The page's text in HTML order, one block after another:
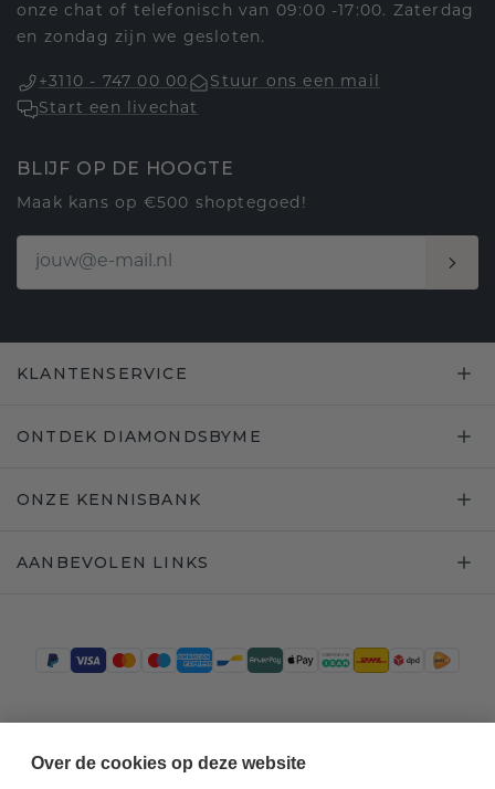
onze chat of telefonisch van 09:00 -17:00. Zaterdag
en zondag zijn we gesloten.
+3110 - 747 00 00
Stuur ons een mail
Start een livechat
BLIJF OP DE HOOGTE
Maak kans op €500 shoptegoed!
KLANTENSERVICE
ONTDEK DIAMONDSBYME
ONZE KENNISBANK
AANBEVOLEN LINKS
Over de cookies op deze website